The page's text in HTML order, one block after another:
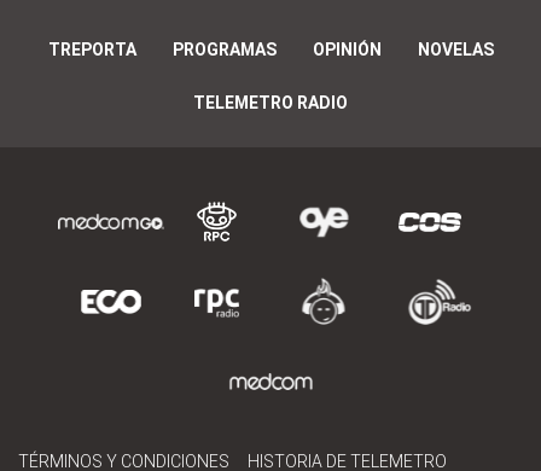
TREPORTA PROGRAMAS OPINIÓN NOVELAS
TELEMETRO RADIO
TÉRMINOS Y CONDICIONES HISTORIA DE TELEMETRO